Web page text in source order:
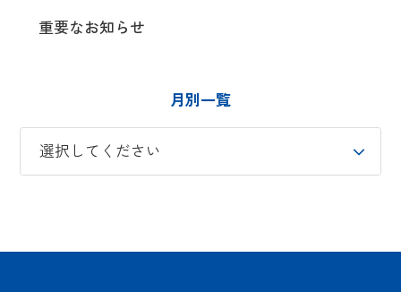
重要なお知らせ
月別一覧